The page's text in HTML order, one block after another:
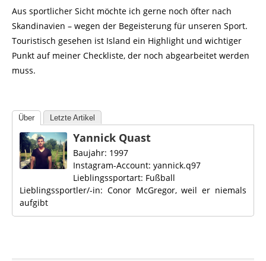
Aus sportlicher Sicht möchte ich gerne noch öfter nach
Skandinavien – wegen der Begeisterung für unseren Sport.
Touristisch gesehen ist Island ein Highlight und wichtiger
Punkt auf meiner Checkliste, der noch abgearbeitet werden
muss.
Über Letzte Artikel
Yannick Quast
Baujahr: 1997
Instagram-Account: yannick.q97
Lieblingssportart: Fußball
Lieblingssportler/-in: Conor McGregor, weil er niemals
aufgibt